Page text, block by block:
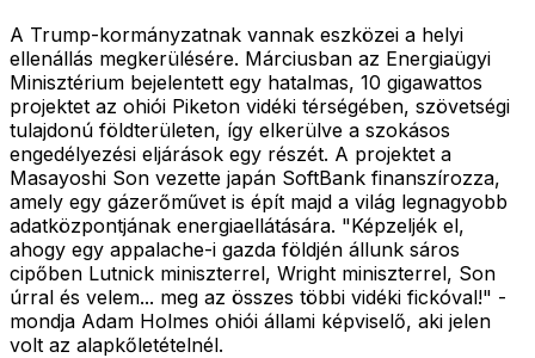
A Trump-kormányzatnak vannak eszközei a helyi
ellenállás megkerülésére. Márciusban az Energiaügyi
Minisztérium bejelentett egy hatalmas, 10 gigawattos
projektet az ohiói Piketon vidéki térségében, szövetségi
tulajdonú földterületen, így elkerülve a szokásos
engedélyezési eljárások egy részét. A projektet a
Masayoshi Son vezette japán SoftBank finanszírozza,
amely egy gázerőművet is épít majd a világ legnagyobb
adatközpontjának energiaellátására. "Képzeljék el,
ahogy egy appalache-i gazda földjén állunk sáros
cipőben Lutnick miniszterrel, Wright miniszterrel, Son
úrral és velem... meg az összes többi vidéki fickóval!" -
mondja Adam Holmes ohiói állami képviselő, aki jelen
volt az alapkőletételnél.